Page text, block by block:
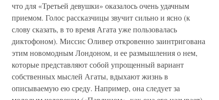
что для «Третьей девушки» оказалось очень удачным
приемом. Голос рассказчицы звучит сильно и ясно (к
слову сказать, в то время Агата уже пользовалась
диктофоном). Миссис Оливер откровенно заинтригована
этим новомодным Лондоном, и ее размышления о нем,
которые представляют собой упрощенный вариант
собственных мыслей Агаты, вдыхают жизнь в
описываемую ею среду. Например, она следует за